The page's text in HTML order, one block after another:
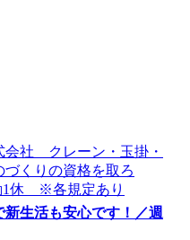
新生活も安心です！／週